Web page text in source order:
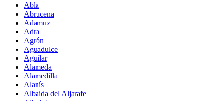
Abla
Abrucena
Adamuz
Adra
Agrón
Aguadulce
Aguilar
Alameda
Alamedilla
Alanís
Albaida del Aljarafe